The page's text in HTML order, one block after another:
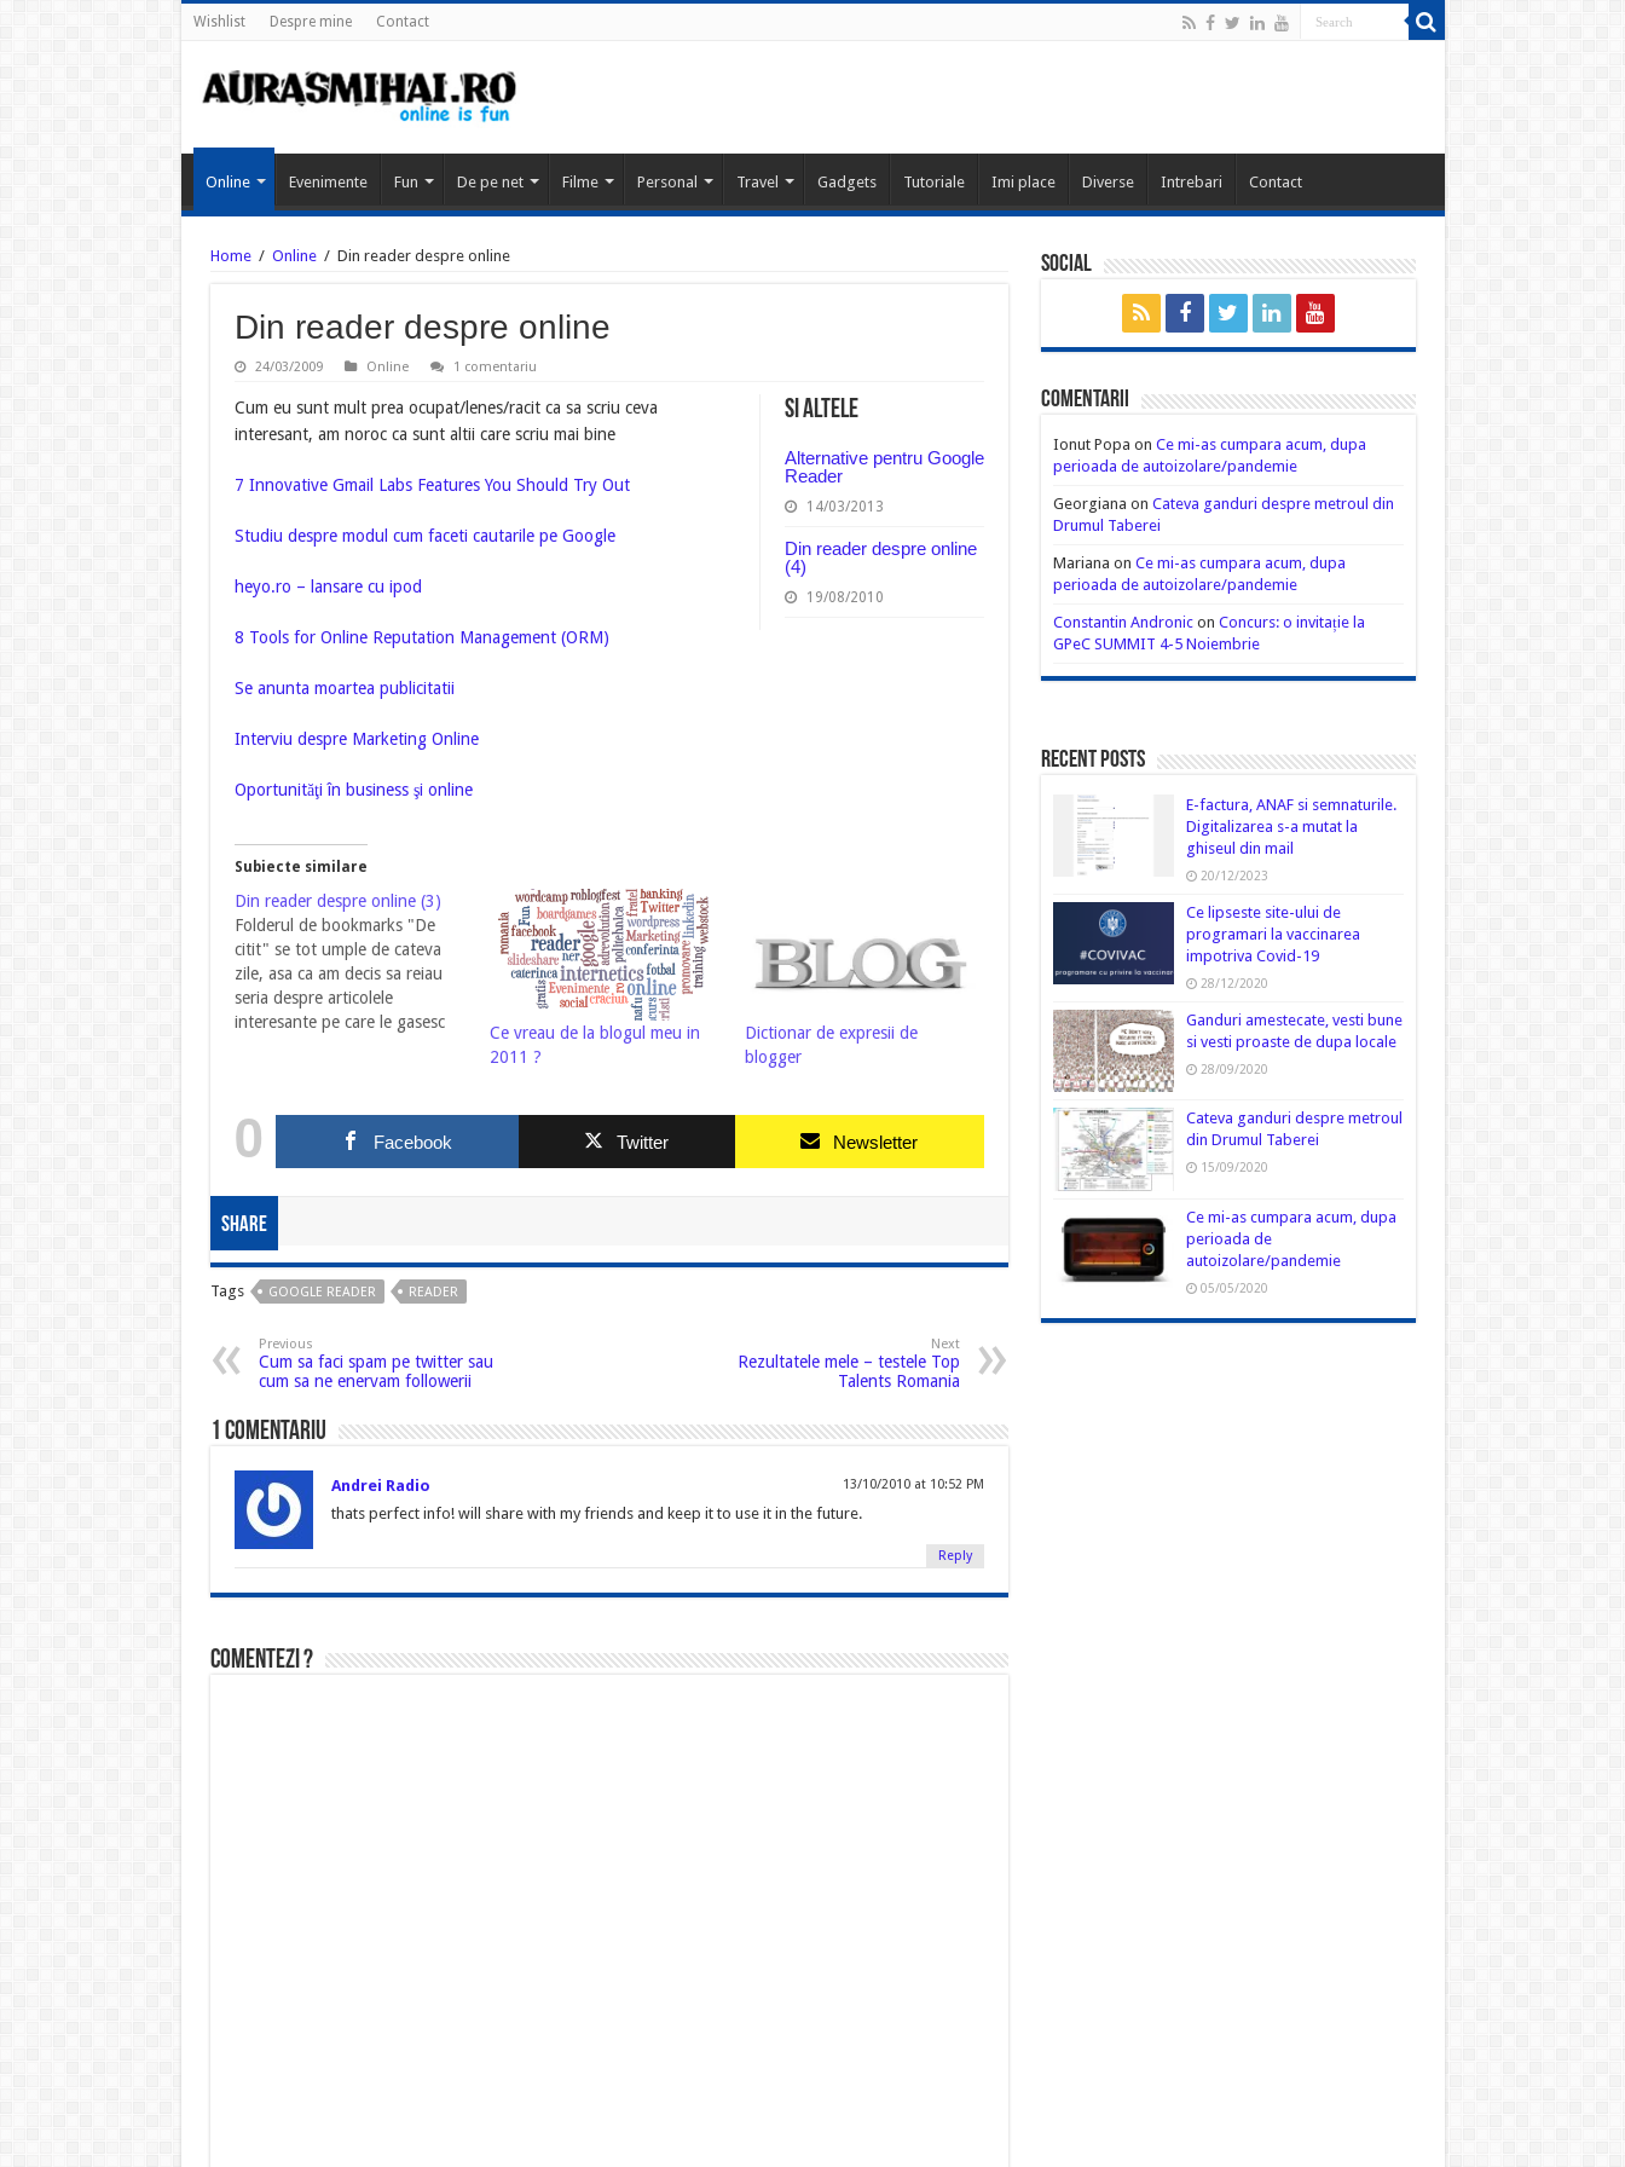
Wishlist Despre mine Contact
Online Evenimente Fun De pe net Filme Personal Travel Gadgets Tutoriale Imi place Diverse Intrebari Contact
Home / Online / Din reader despre online
Din reader despre online
24/03/2009 Online 1 comentariu
Si altele
Alternative pentru Google
Reader
14/03/2013
Din reader despre online
(4)
19/08/2010
Cum eu sunt mult prea ocupat/lenes/racit ca sa scriu ceva
interesant, am noroc ca sunt altii care scriu mai bine
7 Innovative Gmail Labs Features You Should Try Out
Studiu despre modul cum faceti cautarile pe Google
heyo.ro – lansare cu ipod
8 Tools for Online Reputation Management (ORM)
Se anunta moartea publicitatii
Interviu despre Marketing Online
Oportunităţi în business şi online
Subiecte similare
Din reader despre online (3)
Folderul de bookmarks "De
citit" se tot umple de cateva
zile, asa ca am decis sa reiau
seria despre articolele
interesante pe care le gasesc
Recommendation
Site Nextstop -urmeaza
Foursquare ? 10 Fascinating
Facts You Didn’t Know
About…
Ce vreau de la blogul meu in
2011 ?
Dictionar de expresii de
blogger
0 Facebook Twitter Newsletter
Share
Tags GOOGLE READER READER
Previous
Cum sa faci spam pe twitter sau
cum sa ne enervam followerii
Next
Rezultatele mele – testele Top
Talents Romania
1 comentariu
Andrei Radio 13/10/2010 at 10:52 PM
thats perfect info! will share with my friends and keep it to use it in the future.
Reply
Comentezi ?
Social
Comentarii
Ionut Popa on Ce mi-as cumpara acum, dupa
perioada de autoizolare/pandemie
Georgiana on Cateva ganduri despre metroul din
Drumul Taberei
Mariana on Ce mi-as cumpara acum, dupa
perioada de autoizolare/pandemie
Constantin Andronicon Concurs: o invitație la
GPeC SUMMIT 4-5 Noiembrie
Recent Posts
E-factura, ANAF si semnaturile.
Digitalizarea s-a mutat la
ghiseul din mail
20/12/2023
Ce lipseste site-ului de
programari la vaccinarea
impotriva Covid-19
28/12/2020
Ganduri amestecate, vesti bune
si vesti proaste de dupa locale
28/09/2020
Cateva ganduri despre metroul
din Drumul Taberei
15/09/2020
Ce mi-as cumpara acum, dupa
perioada de
autoizolare/pandemie
05/05/2020